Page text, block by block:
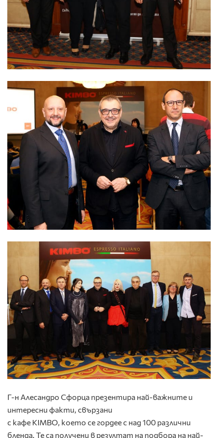
Г-н Алесандро Сфорца презентира най-важните и
интересни факти, свързани
с кафе KIMBO, което се гордее с над 100 различни
бленда. Те са получени в резултат на подбора на най-